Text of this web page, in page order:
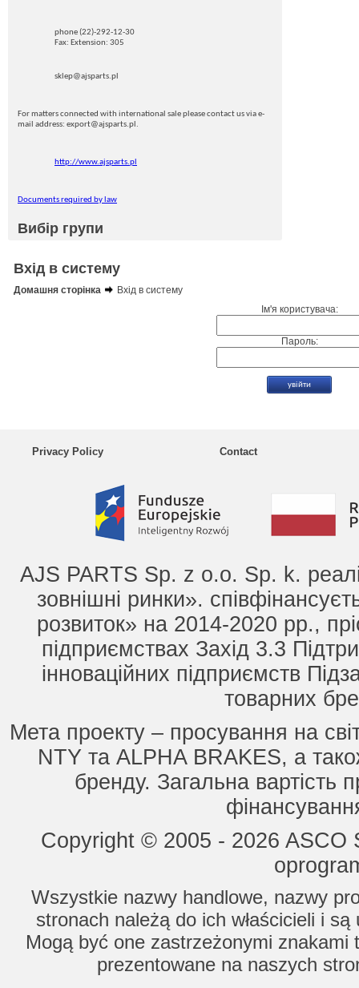
phone (22)-292-12-30
Fax: Extension: 305
sklep@ajsparts.pl
For matters connected with international sale please contact us via e-
mail address: export@ajsparts.pl.
http://www.ajsparts.pl
Documents required by law
Вибір групи
Вхід в систему
Домашня сторінка
Вхід в систему
Ім'я користувача:
Пароль:
Privacy Policy Contact
AJS PARTS Sp. z o.o. Sp. k.
зовнішні ринки».
розвиток» на 2014-2020 рр.,
підприємствах Захід 3.3
інноваційних підприємств
товарних
Мета проекту – просування на
NTY та ALPHA BRAKES, а
бренду. Загальна вартість
Copyright © 2005 - 2026
Wszystkie nazwy handlowe, nazwy
stronach należą do ich właścicieli i
Mogą być one zastrzeżonymi znakami
prezentowane na naszych